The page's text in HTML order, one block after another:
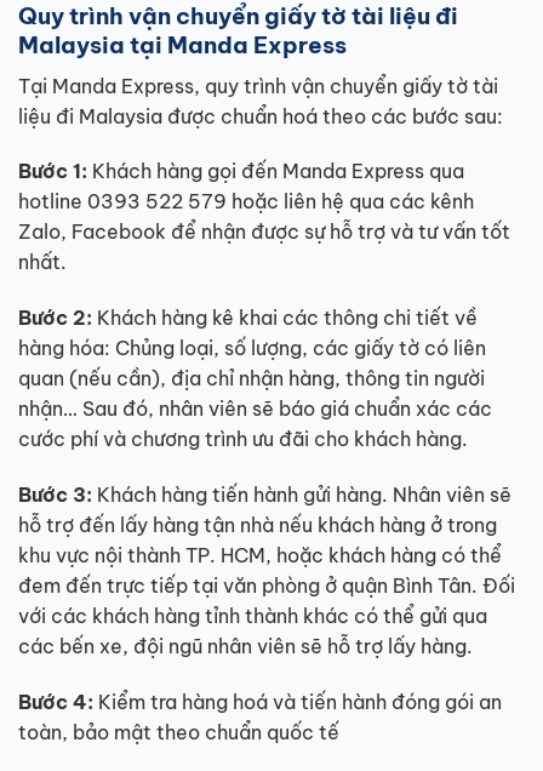
Quy trình vận chuyển giấy tờ tài liệu đi
Malaysia tại Manda Express
Tại Manda Express, quy trình vận chuyển giấy tờ tài
liệu đi Malaysia được chuẩn hoá theo các bước sau:
Bước 1: Khách hàng gọi đến Manda Express qua
hotline 0393 522 579 hoặc liên hệ qua các kênh
Zalo, Facebook để nhận được sự hỗ trợ và tư vấn tốt
nhất.
Bước 2: Khách hàng kê khai các thông chi tiết về
hàng hóa: Chủng loại, số lượng, các giấy tờ có liên
quan (nếu cần), địa chỉ nhận hàng, thông tin người
nhận… Sau đó, nhân viên sẽ báo giá chuẩn xác các
cước phí và chương trình ưu đãi cho khách hàng.
Bước 3: Khách hàng tiến hành gửi hàng. Nhân viên sẽ
hỗ trợ đến lấy hàng tận nhà nếu khách hàng ở trong
khu vực nội thành TP. HCM, hoặc khách hàng có thể
đem đến trực tiếp tại văn phòng ở quận Bình Tân. Đối
với các khách hàng tỉnh thành khác có thể gửi qua
các bến xe, đội ngũ nhân viên sẽ hỗ trợ lấy hàng.
Bước 4: Kiểm tra hàng hoá và tiến hành đóng gói an
toàn, bảo mật theo chuẩn quốc tế